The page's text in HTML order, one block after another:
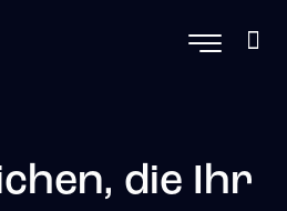
die Ihr